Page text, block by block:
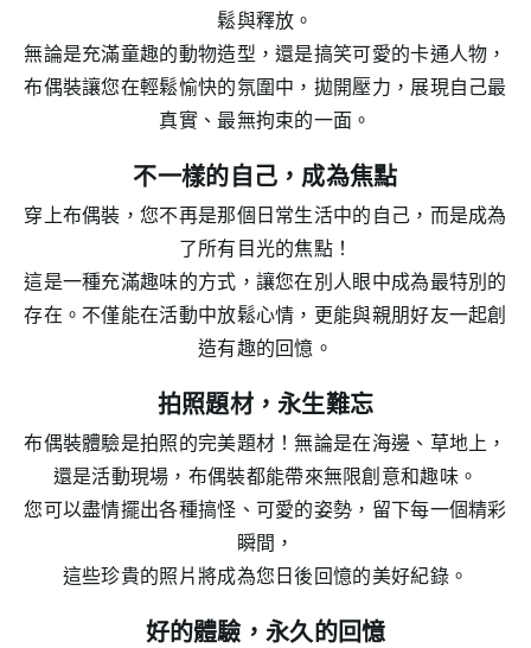
鬆與釋放。
無論是充滿童趣的動物造型，還是搞笑可愛的卡通人物，
布偶裝讓您在輕鬆愉快的氛圍中，拋開壓力，展現自己最
真實、最無拘束的一面。
不一樣的自己，成為焦點
穿上布偶裝，您不再是那個日常生活中的自己，而是成為
了所有目光的焦點！
這是一種充滿趣味的方式，讓您在別人眼中成為最特別的
存在。不僅能在活動中放鬆心情，更能與親朋好友一起創
造有趣的回憶。
拍照題材，永生難忘
布偶裝體驗是拍照的完美題材！無論是在海邊、草地上，
還是活動現場，布偶裝都能帶來無限創意和趣味。
您可以盡情擺出各種搞怪、可愛的姿勢，留下每一個精彩
瞬間，
這些珍貴的照片將成為您日後回憶的美好紀錄。
好的體驗，永久的回憶